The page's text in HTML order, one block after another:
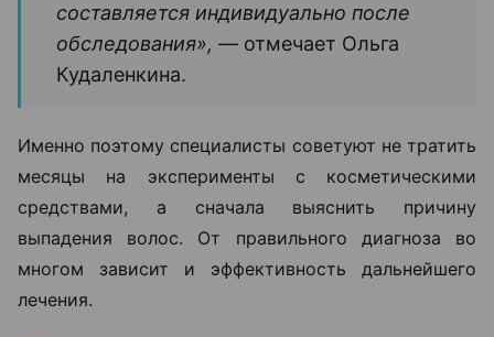
составляется индивидуально после
обследования», — отмечает Ольга
Кудаленкина.
Именно поэтому специалисты советуют не тратить
месяцы на эксперименты с косметическими
средствами, а сначала выяснить причину
выпадения волос. От правильного диагноза во
многом зависит и эффективность дальнейшего
лечения.